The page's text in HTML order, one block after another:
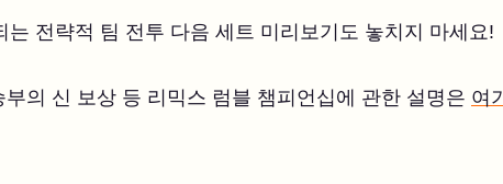
는 전략적 팀 전투 다음 세트 미리보기도 놓치지 마세요!
의 신 보상 등 리믹스 럼블 챔피언십에 관한 설명은 여기